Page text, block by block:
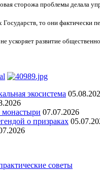
сторожа проблемы делала
Государств, то они фактически
ускоряет развитие
экосистема
монастыри 07.07.2026
о призраках
советы